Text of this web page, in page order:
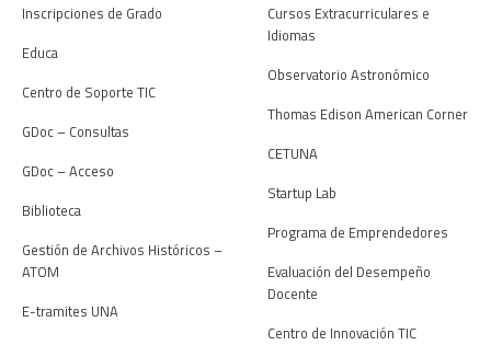
Inscripciones de Grado
Educa
Centro de Soporte TIC
GDoc – Consultas
GDoc – Acceso
Biblioteca
Gestión de Archivos Históricos –
ATOM
E-tramites UNA
Cursos Extracurriculares e
Idiomas
Observatorio Astronómico
Thomas Edison American Corner
CETUNA
Startup Lab
Programa de Emprendedores
Evaluación del Desempeño
Docente
Centro de Innovación TIC